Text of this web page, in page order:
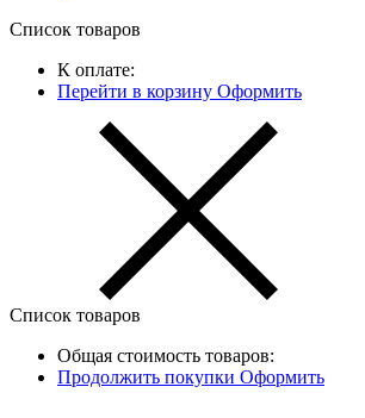
Список товаров
К оплате:
Перейти в корзину Оформить
Список товаров
Общая стоимость товаров:
Продолжить покупки Оформить